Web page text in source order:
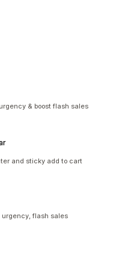
& boost flash sales
and sticky add to cart
urgency, flash sales